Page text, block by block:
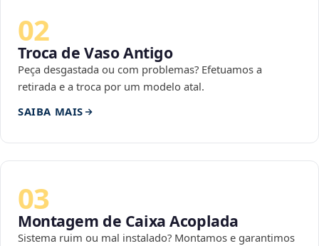
02
Troca de Vaso Antigo
Peça desgastada ou com problemas? Efetuamos a
retirada e a troca por um modelo atal.
SAIBA MAIS
03
Montagem de Caixa Acoplada
Sistema ruim ou mal instalado? Montamos e garantimos